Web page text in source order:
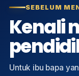
SEBELUM
Kenali
Untuk ibu bapa